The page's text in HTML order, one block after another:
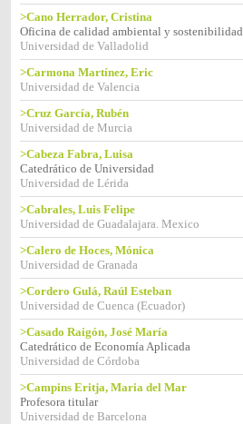
>Cano Herrador, Cristina
Oficina de calidad ambiental y sostenibilidad
Universidad de Valladolid
>Carmona Martínez, Eric
Universidad de Valencia
>Cruz García, Rubén
Universidad de Murcia
>Cabeza Fabra, Luisa
Catedrático de Universidad
Universidad de Lérida
>Cabrales, Luis Felipe
Universidad de Guadalajara. Mexico
>Calero de Hoces, Mónica
Universidad de Granada
>Cordero Gulá, Raúl Esteban
Universidad de Cuenca (Ecuador)
>Casado Raigón, José María
Catedrático de Economía Aplicada
Universidad de Córdoba
>Campins Eritja, Maria del Mar
Profesora titular
Universidad de Barcelona